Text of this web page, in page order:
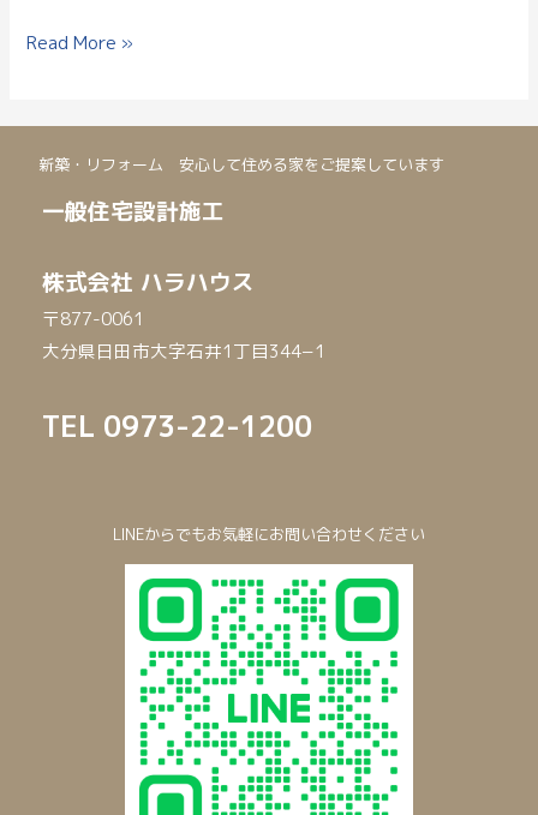
Read More »
新築・リフォーム 安心して住める家をご提案しています
一般住宅設計施工
株式会社 ハラハウス
〒877-0061
大分県日田市大字石井1丁目344−1
TEL 0973-22-1200
LINEからでもお気軽にお問い合わせください